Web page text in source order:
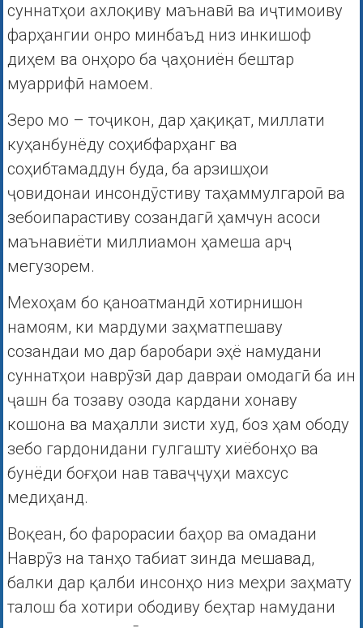
суннатҳои ахлоқиву маънавӣ ва иҷтимоиву
фарҳангии онро минбаъд низ инкишоф
диҳем ва онҳоро ба ҷаҳониён бештар
муаррифӣ намоем.
Зеро мо – тоҷикон, дар ҳақиқат, миллати
куҳанбунёду соҳибфарҳанг ва
соҳибтамаддун буда, ба арзишҳои
ҷовидонаи инсондӯстиву таҳаммулгароӣ ва
зебоипарастиву созандагӣ ҳамчун асоси
маънавиёти миллиамон ҳамеша арҷ
мегузорем.
Мехоҳам бо қаноатмандӣ хотирнишон
намоям, ки мардуми заҳматпешаву
созандаи мо дар баробари эҳё намудани
суннатҳои наврӯзӣ дар давраи омодагӣ ба ин
ҷашн ба тозаву озода кардани хонаву
кошона ва маҳалли зисти худ, боз ҳам ободу
зебо гардонидани гулгашту хиёбонҳо ва
бунёди боғҳои нав таваҷҷуҳи махсус
медиҳанд.
Воқеан, бо фарорасии баҳор ва омадани
Наврӯз на танҳо табиат зинда мешавад,
балки дар қалби инсонҳо низ меҳри заҳмату
талош ба хотири ободиву беҳтар намудани